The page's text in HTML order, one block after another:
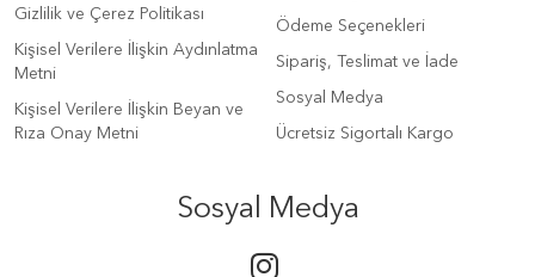
Gizlilik ve Çerez Politikası
Kişisel Verilere İlişkin Aydınlatma
Metni
Kişisel Verilere İlişkin Beyan ve
Rıza Onay Metni
Ödeme Seçenekleri
Sipariş, Teslimat ve İade
Sosyal Medya
Ücretsiz Sigortalı Kargo
Sosyal Medya